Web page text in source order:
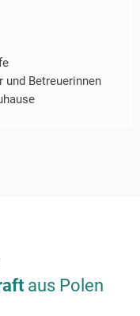
und Betreuerinnen
aus Polen